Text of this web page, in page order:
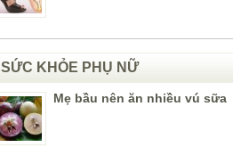
SỨC KHỎE PHỤ NỮ
Mẹ bầu nên ăn nhiều vú sữa